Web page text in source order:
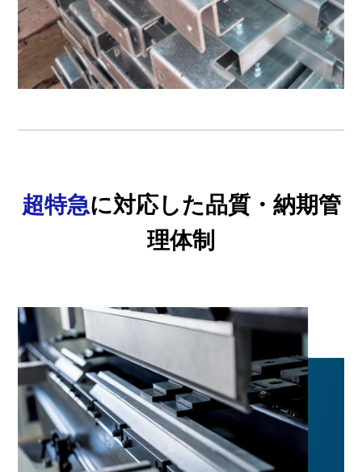
超特急に対応した品質・納期管
理体制